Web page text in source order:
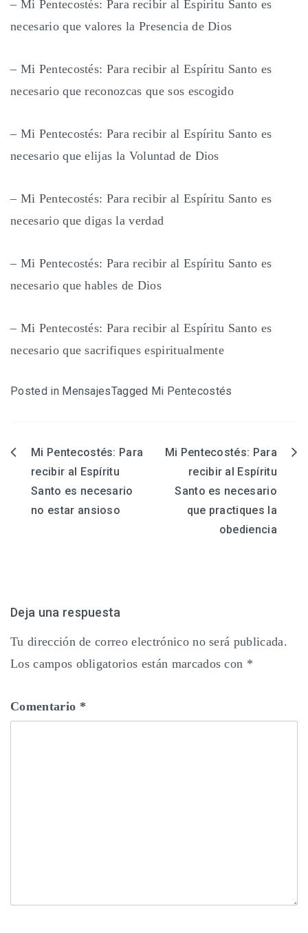
– Mi Pentecostés: Para recibir al Espíritu Santo es
necesario que valores la Presencia de Dios
– Mi Pentecostés: Para recibir al Espíritu Santo es
necesario que reconozcas que sos escogido
– Mi Pentecostés: Para recibir al Espíritu Santo es
necesario que elijas la Voluntad de Dios
– Mi Pentecostés: Para recibir al Espíritu Santo es
necesario que digas la verdad
– Mi Pentecostés: Para recibir al Espíritu Santo es
necesario que hables de Dios
– Mi Pentecostés: Para recibir al Espíritu Santo es
necesario que sacrifiques espiritualmente
Posted in MensajesTagged Mi Pentecostés
Navegación
entradas
Mi Pentecostés: Para
recibir al Espíritu
Santo es necesario
no estar ansioso
Mi Pentecostés: Para
recibir al Espíritu
Santo es necesario
que practiques la
obediencia
Deja una respuesta
Tu dirección de correo electrónico no será publicada.
Los campos obligatorios están marcados con *
Comentario *